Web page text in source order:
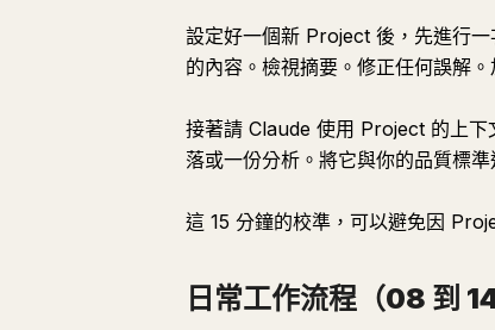
設定好一個新 Project 後，先進行
的內容。檢視摘要。修正任何誤解。
接著請 Claude 使用 Project 的上
落或一份分析。將它與你的品質標
這 15 分鐘的校準，可以避免因
日常工作流程（08 到 14